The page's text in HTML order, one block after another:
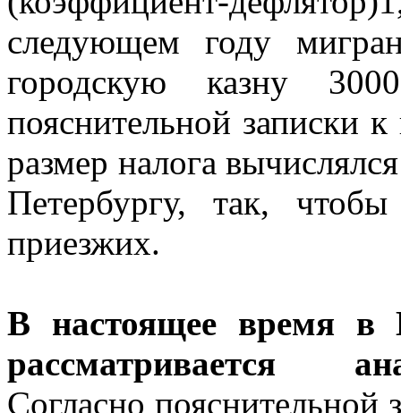
следующем году
городскую казну
пояснительной записки к
размер налога
Петербургу, так,
приезжих.
В настоящее время в
рассматривается
Согласно пояснительной